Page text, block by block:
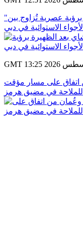
"ذا تي روم" يُطلق تجربة شاي بعد الظهيرة برؤية عصرية تُزاوج بين
الاستوائية في دبي
اتفاق على مسار مؤقت
للملاحة في مضيق هرمز